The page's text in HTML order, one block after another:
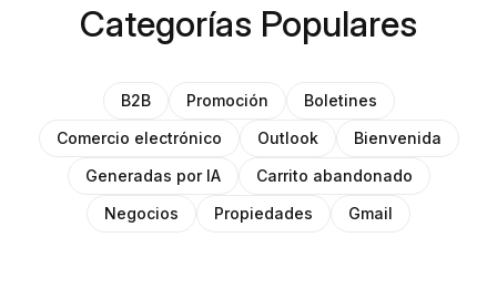
Categorías Populares
B2B Promoción
Boletines
Comercio electrónico
Outlook
Bienvenida
Generadas por IA
Carrito abandonado
Negocios
Propiedades Gmail